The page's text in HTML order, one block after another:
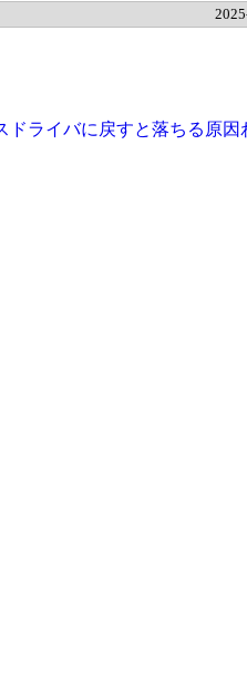
ドライバに戻すと落ちる原因